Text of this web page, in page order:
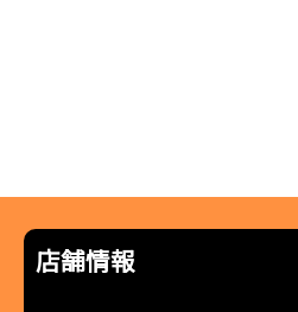
店舗情報